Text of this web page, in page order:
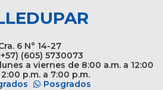
6 N° 14-27
(605) 5730073
a viernes de 8:00 a.m. a 12:00
p.m. a 7:00 p.m.
Posgrados